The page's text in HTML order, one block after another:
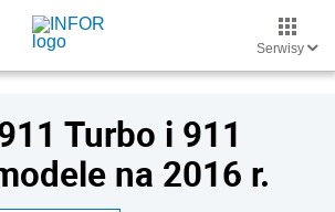
Serwisy
Turbo i 911
na 2016 r.